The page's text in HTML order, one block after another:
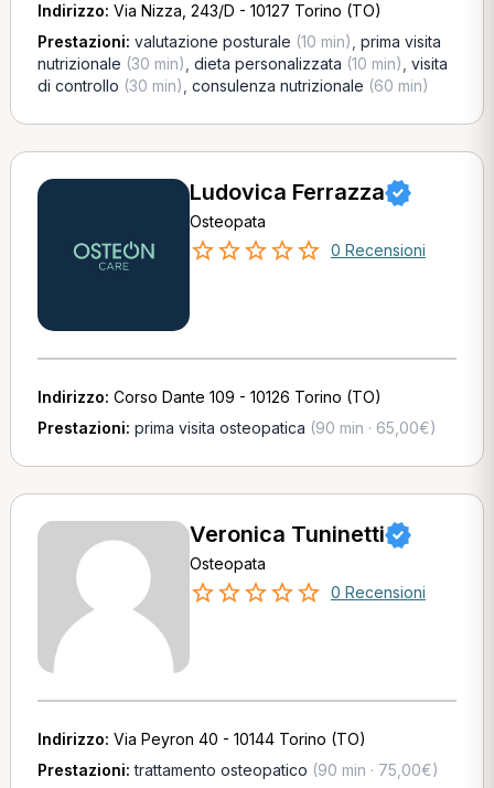
Indirizzo: Via Nizza, 243/D - 10127 Torino (TO)
Prestazioni: valutazione posturale (10 min) prima visita
nutrizionale (30 min) dieta personalizzata (10 min) visita
di controllo (30 min) consulenza nutrizionale (60 min)
Ludovica Ferrazza
Osteopata
0 Recensioni
Indirizzo: Corso Dante 109 - 10126 Torino (TO)
Prestazioni: prima visita osteopatica (90 min · 65,00€)
Veronica Tuninetti
Osteopata
0 Recensioni
Indirizzo: Via Peyron 40 - 10144 Torino (TO)
Prestazioni:trattamento osteopatico (90 min · 75,00€)